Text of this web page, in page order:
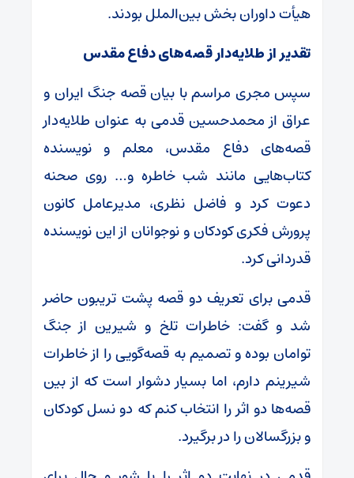
هیأت داوران بخش بین‌الملل بودند.
تقدیر از طلایه‌دار قصه‌های دفاع مقدس
سپس مجری مراسم با بیان قصه جنگ ایران و
عراق از محمدحسین قدمی به عنوان طلایه‌دار
قصه‌های دفاع مقدس، معلم و نویسنده
کتاب‌هایی مانند شب خاطره و… روی صحنه
دعوت کرد و فاضل نظری، مدیرعامل کانون
پرورش فکری کودکان و نوجوانان از این نویسنده
قدردانی کرد.
قدمی برای تعریف دو قصه پشت تریبون حاضر
شد و گفت: خاطرات تلخ و شیرین از جنگ
توامان بوده و تصمیم به قصه‌گویی را از خاطرات
شیرینم دارم، اما بسیار دشوار است که از بین
قصه‌ها دو اثر را انتخاب کنم که دو نسل کودکان
و بزرگسالان را در برگیرد.